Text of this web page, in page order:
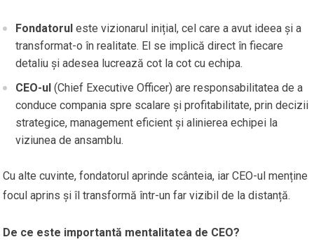
Fondatorul este vizionarul inițial, cel care a avut ideea și a
transformat-o în realitate. El se implică direct în fiecare
detaliu și adesea lucrează cot la cot cu echipa.
CEO-ul (Chief Executive Officer) are responsabilitatea de a
conduce compania spre scalare și profitabilitate, prin decizii
strategice, management eficient și alinierea echipei la
viziunea de ansamblu.
Cu alte cuvinte, fondatorul aprinde scânteia, iar CEO-ul menține
focul aprins și îl transformă într-un far vizibil de la distanță.
De ce este importantă mentalitatea de CEO?